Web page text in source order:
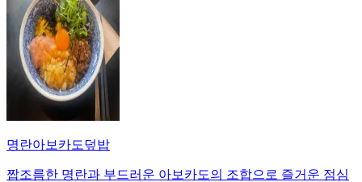
명란아보카도덮밥
짭조름한 명란과 부드러운 아보카도의 조합으로 즐거운 점심